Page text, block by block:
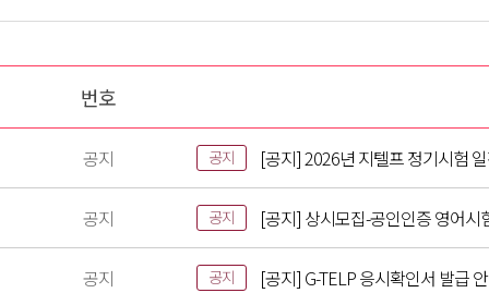
번호
공지 공지 [공지] 2026년 지텔프 정기시험
공지 공지 [공지] 상시모집-공인인증 영어시
공지 공지 [공지] G-TELP 응시확인서 발급